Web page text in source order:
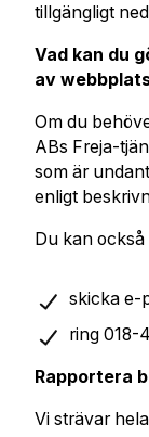
tillgängligt
Vad kan du
av
Om du
ABs Freja-
som är
enligt
Du kan
skicka e-
ring 018-
Rapportera
Vi strävar